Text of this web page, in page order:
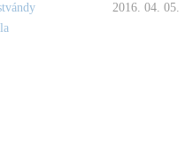
2016. 04. 05.